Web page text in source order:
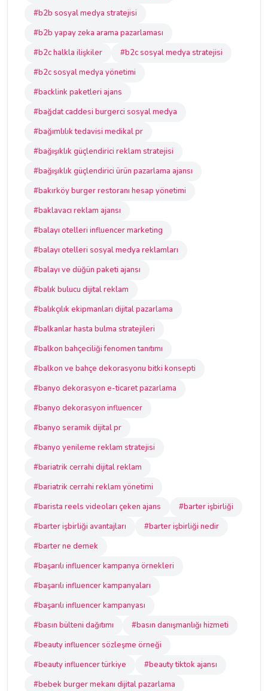
#b2b sosyal medya stratejisi
#b2b yapay zeka arama pazarlaması
#b2c halkla ilişkiler
#b2c sosyal medya stratejisi
#b2c sosyal medya yönetimi
#backlink paketleri ajans
#bağdat caddesi burgerci sosyal medya
#bağımlılık tedavisi medikal pr
#bağışıklık güçlendirici reklam stratejisi
#bağışıklık güçlendirici ürün pazarlama ajansı
#bakırköy burger restoranı hesap yönetimi
#baklavacı reklam ajansı
#balayı otelleri influencer marketing
#balayı otelleri sosyal medya reklamları
#balayı ve düğün paketi ajansı
#balık bulucu dijital reklam
#balıkçılık ekipmanları dijital pazarlama
#balkanlar hasta bulma stratejileri
#balkon bahçeciliği fenomen tanıtımı
#balkon ve bahçe dekorasyonu bitki konsepti
#banyo dekorasyon e-ticaret pazarlama
#banyo dekorasyon influencer
#banyo seramik dijital pr
#banyo yenileme reklam stratejisi
#bariatrik cerrahi dijital reklam
#bariatrik cerrahi reklam yönetimi
#barista reels videoları çeken ajans
#barter işbirliği
#barter işbirliği avantajları
#barter işbirliği nedir
#barter ne demek
#başarılı influencer kampanya örnekleri
#başarılı influencer kampanyaları
#başarılı influencer kampanyası
#basın bülteni dağıtımı
#basın danışmanlığı hizmeti
#beauty influencer sözleşme örneği
#beauty influencer türkiye
#beauty tiktok ajansı
#bebek burger mekanı dijital pazarlama